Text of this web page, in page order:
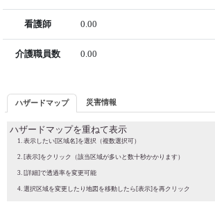
看護師 0.00
介護職員数 0.00
ハザードマップ 災害情報
ハザードマップを重ねて表示
表示したい[区域名]を選択（複数選択可）
[表示]をクリック（該当区域が多いと数十秒かかります）
[詳細]で透過率を変更可能
選択区域を変更したり地図を移動したら[表示]を再クリック